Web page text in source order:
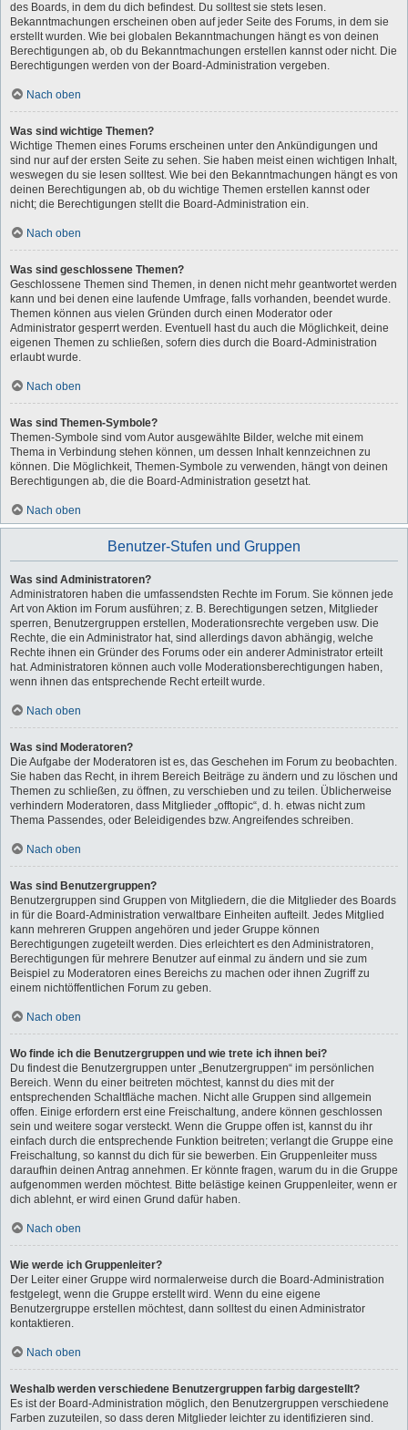
des Boards, in dem du dich befindest. Du solltest sie stets lesen.
Bekanntmachungen erscheinen oben auf jeder Seite des Forums, in dem sie
erstellt wurden. Wie bei globalen Bekanntmachungen hängt es von deinen
Berechtigungen ab, ob du Bekanntmachungen erstellen kannst oder nicht. Die
Berechtigungen werden von der Board-Administration vergeben.
Nach oben
Was sind wichtige Themen?
Wichtige Themen eines Forums erscheinen unter den Ankündigungen und
sind nur auf der ersten Seite zu sehen. Sie haben meist einen wichtigen Inhalt,
weswegen du sie lesen solltest. Wie bei den Bekanntmachungen hängt es von
deinen Berechtigungen ab, ob du wichtige Themen erstellen kannst oder
nicht; die Berechtigungen stellt die Board-Administration ein.
Nach oben
Was sind geschlossene Themen?
Geschlossene Themen sind Themen, in denen nicht mehr geantwortet werden
kann und bei denen eine laufende Umfrage, falls vorhanden, beendet wurde.
Themen können aus vielen Gründen durch einen Moderator oder
Administrator gesperrt werden. Eventuell hast du auch die Möglichkeit, deine
eigenen Themen zu schließen, sofern dies durch die Board-Administration
erlaubt wurde.
Nach oben
Was sind Themen-Symbole?
Themen-Symbole sind vom Autor ausgewählte Bilder, welche mit einem
Thema in Verbindung stehen können, um dessen Inhalt kennzeichnen zu
können. Die Möglichkeit, Themen-Symbole zu verwenden, hängt von deinen
Berechtigungen ab, die die Board-Administration gesetzt hat.
Nach oben
Benutzer-Stufen und Gruppen
Was sind Administratoren?
Administratoren haben die umfassendsten Rechte im Forum. Sie können jede
Art von Aktion im Forum ausführen; z. B. Berechtigungen setzen, Mitglieder
sperren, Benutzergruppen erstellen, Moderationsrechte vergeben usw. Die
Rechte, die ein Administrator hat, sind allerdings davon abhängig, welche
Rechte ihnen ein Gründer des Forums oder ein anderer Administrator erteilt
hat. Administratoren können auch volle Moderationsberechtigungen haben,
wenn ihnen das entsprechende Recht erteilt wurde.
Nach oben
Was sind Moderatoren?
Die Aufgabe der Moderatoren ist es, das Geschehen im Forum zu beobachten.
Sie haben das Recht, in ihrem Bereich Beiträge zu ändern und zu löschen und
Themen zu schließen, zu öffnen, zu verschieben und zu teilen. Üblicherweise
verhindern Moderatoren, dass Mitglieder „offtopic“, d. h. etwas nicht zum
Thema Passendes, oder Beleidigendes bzw. Angreifendes schreiben.
Nach oben
Was sind Benutzergruppen?
Benutzergruppen sind Gruppen von Mitgliedern, die die Mitglieder des Boards
in für die Board-Administration verwaltbare Einheiten aufteilt. Jedes Mitglied
kann mehreren Gruppen angehören und jeder Gruppe können
Berechtigungen zugeteilt werden. Dies erleichtert es den Administratoren,
Berechtigungen für mehrere Benutzer auf einmal zu ändern und sie zum
Beispiel zu Moderatoren eines Bereichs zu machen oder ihnen Zugriff zu
einem nichtöffentlichen Forum zu geben.
Nach oben
Wo finde ich die Benutzergruppen und wie trete ich ihnen bei?
Du findest die Benutzergruppen unter „Benutzergruppen“ im persönlichen
Bereich. Wenn du einer beitreten möchtest, kannst du dies mit der
entsprechenden Schaltfläche machen. Nicht alle Gruppen sind allgemein
offen. Einige erfordern erst eine Freischaltung, andere können geschlossen
sein und weitere sogar versteckt. Wenn die Gruppe offen ist, kannst du ihr
einfach durch die entsprechende Funktion beitreten; verlangt die Gruppe eine
Freischaltung, so kannst du dich für sie bewerben. Ein Gruppenleiter muss
daraufhin deinen Antrag annehmen. Er könnte fragen, warum du in die Gruppe
aufgenommen werden möchtest. Bitte belästige keinen Gruppenleiter, wenn er
dich ablehnt, er wird einen Grund dafür haben.
Nach oben
Wie werde ich Gruppenleiter?
Der Leiter einer Gruppe wird normalerweise durch die Board-Administration
festgelegt, wenn die Gruppe erstellt wird. Wenn du eine eigene
Benutzergruppe erstellen möchtest, dann solltest du einen Administrator
kontaktieren.
Nach oben
Weshalb werden verschiedene Benutzergruppen farbig dargestellt?
Es ist der Board-Administration möglich, den Benutzergruppen verschiedene
Farben zuzuteilen, so dass deren Mitglieder leichter zu identifizieren sind.